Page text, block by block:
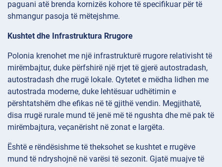
paguani atë brenda kornizës kohore të specifikuar për të
shmangur pasoja të mëtejshme.
Kushtet dhe Infrastruktura Rrugore
Polonia krenohet me një infrastrukturë rrugore relativisht të
mirëmbajtur, duke përfshirë një rrjet të gjerë autostradash,
autostradash dhe rrugë lokale. Qytetet e mëdha lidhen me
autostrada moderne, duke lehtësuar udhëtimin e
përshtatshëm dhe efikas në të gjithë vendin. Megjithatë,
disa rrugë rurale mund të jenë më të ngushta dhe më pak të
mirëmbajtura, veçanërisht në zonat e largëta.
Është e rëndësishme të theksohet se kushtet e rrugëve
mund të ndryshojnë në varësi të sezonit. Gjatë muajve të